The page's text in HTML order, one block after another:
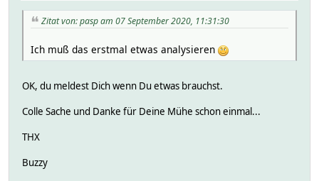
Device-ID - Name
C097276B-8D88-0000-0000-000000000000 - Washer -
main:
- refresh
- execute
- washerMode
Zitat von: pasp am 07 September 2020, 11:31:30
Ich muß das erstmal etwas analysieren
OK, du meldest Dich wenn Du etwas brauchst.
Colle Sache und Danke für Deine Mühe schon einmal...
THX
Buzzy